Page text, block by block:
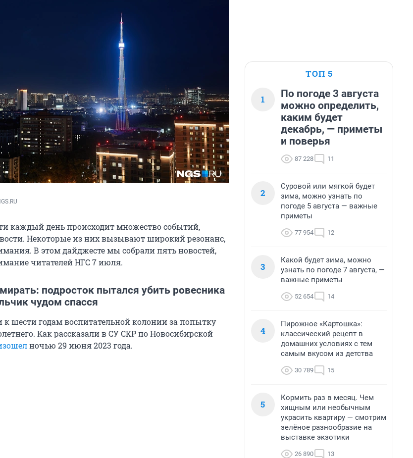
каждый день происходит множество событий,
Некоторые из них вызывают широкий резонанс,
В этом дайджесте мы собрали пять новостей,
читателей НГС 7 июля.
подросток пытался убить ровесника
чудом спасся
к шести годам воспитательной колонии за попытку
Как рассказали в СУ СКР по Новосибирской
ночью 29 июня 2023 года.
ТОП 5
1
По погоде 3 августа
можно определить,
каким будет
декабрь, — приметы
и поверья
87 228 11
2
Суровой или мягкой будет
зима, можно узнать по
погоде 5 августа — важные
приметы
77 954 12
3
Какой будет зима, можно
узнать по погоде 7 августа, —
важные приметы
52 654 14
4
Пирожное «Картошка»:
классический рецепт в
домашних условиях с тем
самым вкусом из детства
30 789 15
5
Кормить раз в месяц. Чем
хищным или необычным
украсить квартиру — смотрим
зелёное разнообразие на
выставке экзотики
26 890 13